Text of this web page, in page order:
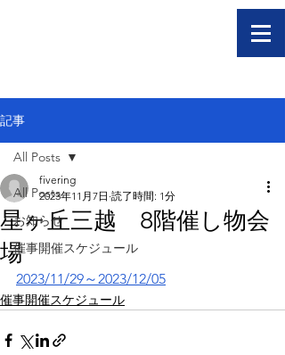
記事
All Posts
お知らせ
催事開催スケジュール
All Posts
星ヶ丘三越 8階催し物会
場
fivering
2023年11月7日 読了時間: 1分
2023/11/29～2023/12/05
催事開催スケジュール